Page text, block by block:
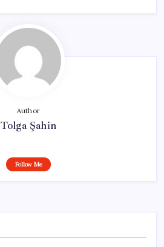
Author
Tolga Şahin
Follow Me